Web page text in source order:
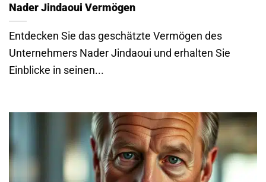
Nader Jindaoui Vermögen
Entdecken Sie das geschätzte Vermögen des
Unternehmers Nader Jindaoui und erhalten Sie
Einblicke in seinen...